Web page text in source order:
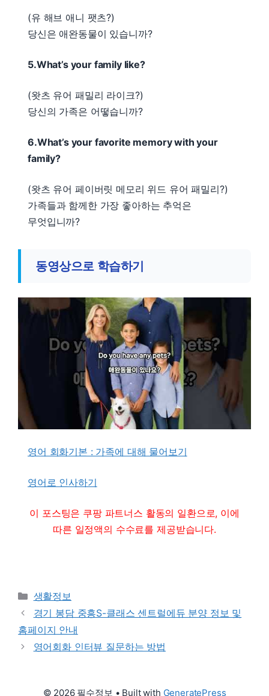
(유 해브 애니 팻츠?)
당신은 애완동물이 있습니까?
5.What’s your family like?
(왓츠 유어 패밀리 라이크?)
당신의 가족은 어떻습니까?
6.What’s your favorite memory with your
family?
(왓츠 유어 페이버릿 메모리 위드 유어 패밀리?)
가족들과 함께한 가장 좋아하는 추억은
무엇입니까?
동영상으로 학습하기
영어 회화기본 : 가족에 대해 물어보기
영어로 인사하기
이 포스팅은 쿠팡 파트너스 활동의 일환으로, 이에
따른 일정액의 수수료를 제공받습니다.
Categories
생활정보
경기 봉담 중흥S-클래스 센트럴에듀 분양 정보 및
홈페이지 안내
영어회화 인터뷰 질문하는 방법
© 2026 필수정보 • Built with GeneratePress